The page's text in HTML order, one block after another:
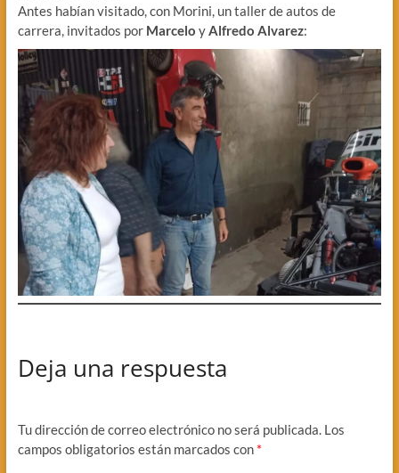
Antes habían visitado, con Morini, un taller de autos de
carrera, invitados por Marcelo y Alfredo Alvarez:
Deja una respuesta
Tu dirección de correo electrónico no será publicada. Los
campos obligatorios están marcados con *